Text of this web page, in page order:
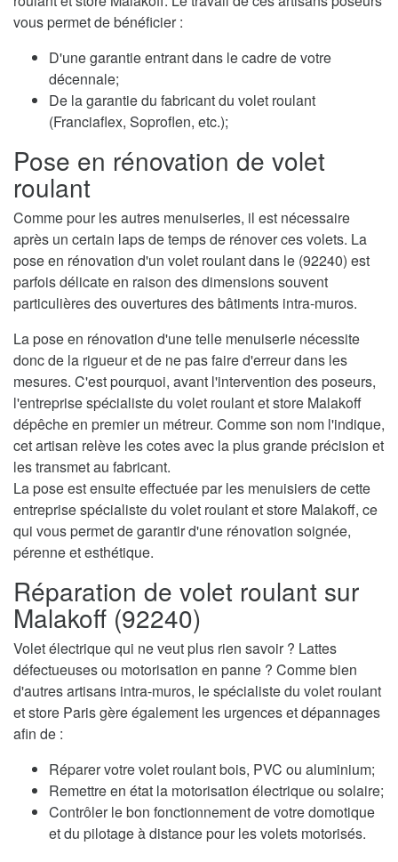
vous permet de bénéficier :
D'une garantie entrant dans le cadre de votre
décennale;
De la garantie du fabricant du volet roulant
(Franciaflex, Soproflen, etc.);
Pose en rénovation de volet
roulant
Comme pour les autres menuiseries, il est nécessaire
après un certain laps de temps de rénover ces volets. La
pose en rénovation d'un volet roulant dans le (92240) est
parfois délicate en raison des dimensions souvent
particulières des ouvertures des bâtiments intra-muros.
La pose en rénovation d'une telle menuiserie nécessite
donc de la rigueur et de ne pas faire d'erreur dans les
mesures. C'est pourquoi, avant l'intervention des poseurs,
l'entreprise spécialiste du volet roulant et store Malakoff
dépêche en premier un métreur. Comme son nom l'indique,
cet artisan relève les cotes avec la plus grande précision et
les transmet au fabricant.
La pose est ensuite effectuée par les menuisiers de cette
entreprise spécialiste du volet roulant et store Malakoff, ce
qui vous permet de garantir d'une rénovation soignée,
pérenne et esthétique.
Réparation de volet roulant sur
Malakoff (92240)
Volet électrique qui ne veut plus rien savoir ? Lattes
défectueuses ou motorisation en panne ? Comme bien
d'autres artisans intra-muros, le spécialiste du volet roulant
et store Paris gère également les urgences et dépannages
afin de :
Réparer votre volet roulant bois, PVC ou aluminium;
Remettre en état la motorisation électrique ou solaire;
Contrôler le bon fonctionnement de votre domotique
et du pilotage à distance pour les volets motorisés.